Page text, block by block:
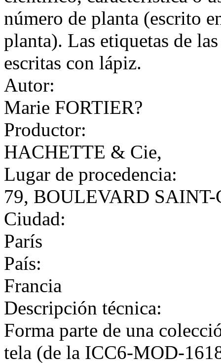
número de planta (escrito
planta). Las etiquetas de
escritas con lápiz.
Autor:
Marie FORTIER?
Productor:
HACHETTE & Cie,
Lugar de procedencia:
79, BOULEVARD
Ciudad:
París
País:
Francia
Descripción técnica:
Forma parte de una
tela (de la ICC6-MOD-